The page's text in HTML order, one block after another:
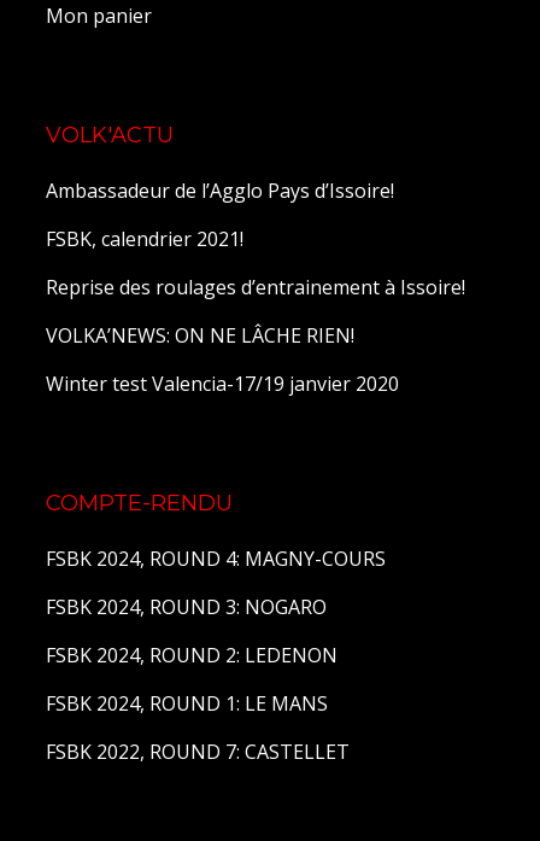
Mon panier
VOLK'ACTU
Ambassadeur de l’Agglo Pays d’Issoire!
FSBK, calendrier 2021!
Reprise des roulages d’entrainement à Issoire!
VOLKA’NEWS: ON NE LÂCHE RIEN!
Winter test Valencia-17/19 janvier 2020
COMPTE-RENDU
FSBK 2024, ROUND 4: MAGNY-COURS
FSBK 2024, ROUND 3: NOGARO
FSBK 2024, ROUND 2: LEDENON
FSBK 2024, ROUND 1: LE MANS
FSBK 2022, ROUND 7: CASTELLET